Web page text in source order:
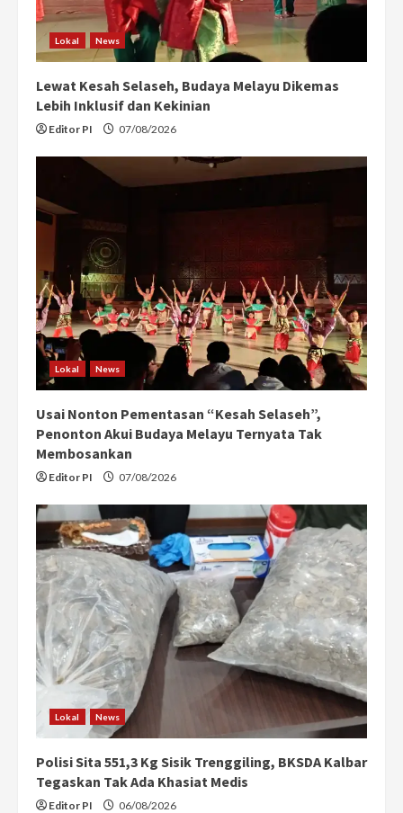
Lokal News
Lewat Kesah Selaseh, Budaya Melayu Dikemas
Lebih Inklusif dan Kekinian
Editor PI 07/08/2026
Lokal News
Usai Nonton Pementasan “Kesah Selaseh”,
Penonton Akui Budaya Melayu Ternyata Tak
Membosankan
Editor PI 07/08/2026
Lokal News
Polisi Sita 551,3 Kg Sisik Trenggiling, BKSDA Kalbar
Tegaskan Tak Ada Khasiat Medis
Editor PI 06/08/2026